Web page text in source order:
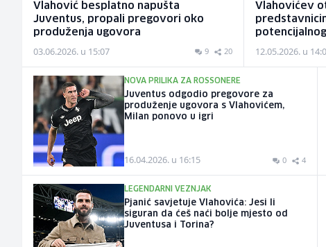
Vlahović besplatno napušta
Juventus, propali pregovori oko
produženja ugovora
03.06.2026. u 15:07 9 20
Vlahovićev
12.05.2026. u
NOVA PRILIKA ZA ROSSONERE
Juventus odgodio pregovore za
produženje ugovora s Vlahovićem,
Milan ponovo u igri
16.04.2026. u 16:15 0 4
LEGENDARNI VEZNJAK
Pjanić savjetuje Vlahovića: Jesi li
siguran da ćeš naći bolje mjesto od
Juventusa i Torina?